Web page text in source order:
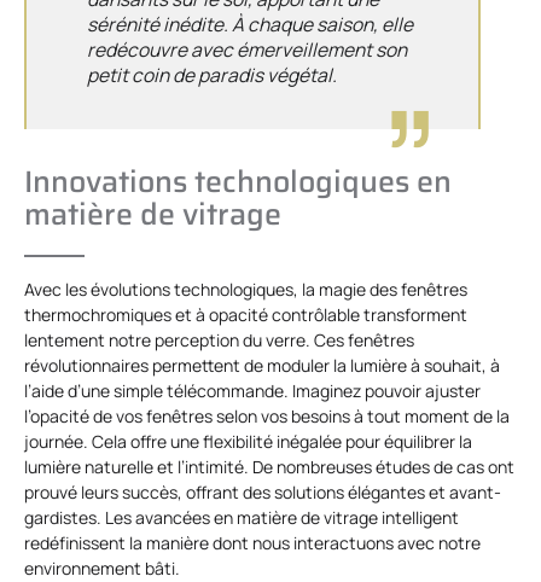
sérénité inédite. À chaque saison, elle
redécouvre avec émerveillement son
petit coin de paradis végétal.
Innovations technologiques en
matière de vitrage
Avec les évolutions technologiques, la magie des fenêtres
thermochromiques et à opacité contrôlable transforment
lentement notre perception du verre. Ces fenêtres
révolutionnaires permettent de moduler la lumière à souhait, à
l’aide d’une simple télécommande. Imaginez pouvoir ajuster
l’opacité de vos fenêtres selon vos besoins à tout moment de la
journée. Cela offre une flexibilité inégalée pour équilibrer la
lumière naturelle et l’intimité. De nombreuses études de cas ont
prouvé leurs succès, offrant des solutions élégantes et avant-
gardistes. Les avancées en matière de vitrage intelligent
redéfinissent la manière dont nous interactuons avec notre
environnement bâti.